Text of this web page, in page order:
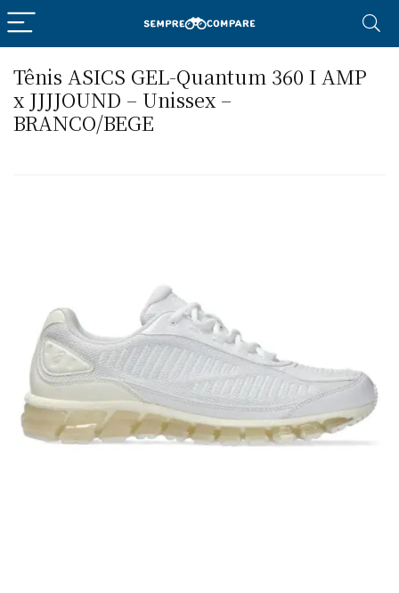
Tênis ASICS GEL-Quantum 360 I AMP
x JJJJOUND – Unissex –
BRANCO/BEGE